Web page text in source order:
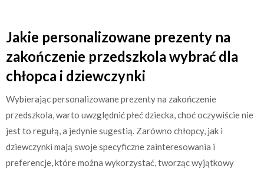
Jakie personalizowane prezenty na
zakończenie przedszkola wybrać dla
chłopca i dziewczynki
Wybierając personalizowane prezenty na zakończenie
przedszkola, warto uwzględnić płeć dziecka, choć oczywiście nie
jest to regułą, a jedynie sugestią. Zarówno chłopcy, jak i
dziewczynki mają swoje specyficzne zainteresowania i
preferencje, które można wykorzystać, tworząc wyjątkowy